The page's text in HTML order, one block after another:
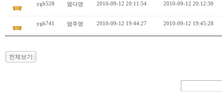
ygh528 염다영 2010-09-12 20:11:54 2010-09-12 20:12:30
ygh741 염주영 2010-09-12 19:44:27 2010-09-12 19:45:28
전체보기